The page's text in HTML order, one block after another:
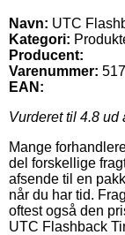
Navn: UTC
Kategori:
Producent:
Varenummer:
EAN:
Vurderet til 4.8 ud
Mange
del forskellige
afsende til en
når du har tid.
oftest også den
UTC Flashback